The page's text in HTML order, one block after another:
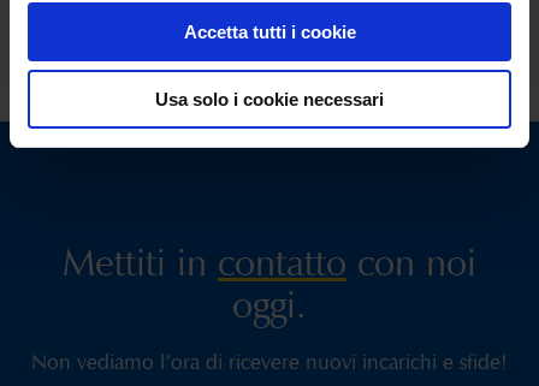
Accetta tutti i cookie
Usa solo i cookie necessari
Ultimo aggiornamento il 26/02/2026
Mettiti in contatto con noi
oggi.
Non vediamo l’ora di ricevere nuovi incarichi e sfide!